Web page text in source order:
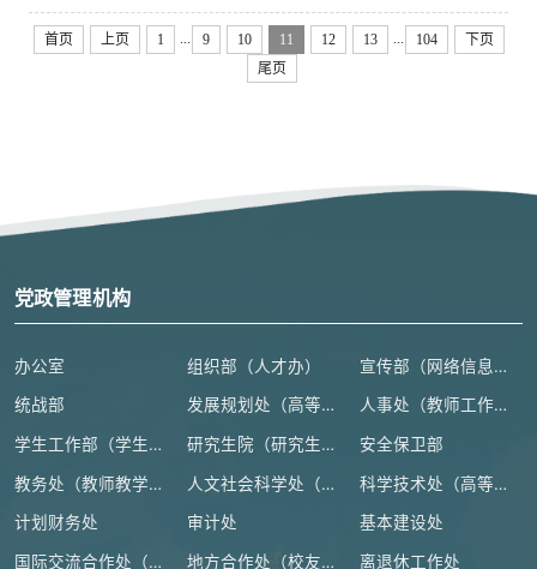
首页 上页 1 9 10 11 12 13 104
下页
尾页
党政管理机构
办公室 组织部（人才办） 宣传部（网络信息安全管理与新闻中心）
统战部 发展规划处（高等教育研究所） 人事处（教师工作部）
学生工作部（学生处、人武部） 研究生院（研究生工作部、学科建设办公室） 安全保卫部
教务处（教师教学发展中心） 人文社会科学处（高等人文研究院） 科学技术处（高等研究院）
计划财务处 审计处 基本建设处
国际交流合作处（港澳台事务办公室） 地方合作处（校友总会办公室） 离退休工作处